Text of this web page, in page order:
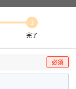
3
完了
必須